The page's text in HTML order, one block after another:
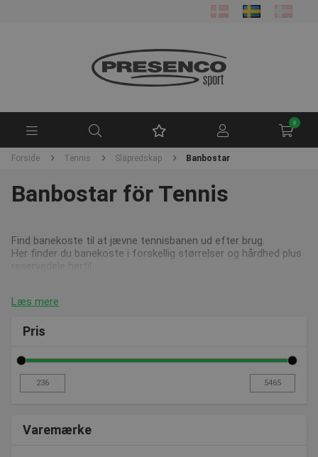
0
Forside Tennis Släpredskap Banbostar
Banbostar för Tennis
Find banekoste til at jævne tennisbanen ud efter brug.
Her finder du banekoste i forskellig størrelser og hårdhed plus
Læs mere
Pris
Varemærke